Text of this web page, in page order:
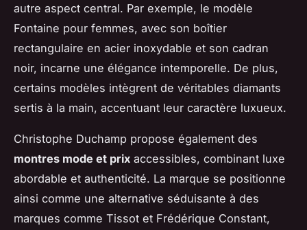
autre aspect central. Par exemple, le modèle
Fontaine pour femmes, avec son boîtier
rectangulaire en acier inoxydable et son cadran
noir, incarne une élégance intemporelle. De plus,
certains modèles intègrent de véritables diamants
sertis à la main, accentuant leur caractère luxueux.
Christophe Duchamp propose également des
montres mode et prix accessibles, combinant luxe
abordable et authenticité. La marque se positionne
ainsi comme une alternative séduisante à des
marques comme Tissot et Frédérique Constant,